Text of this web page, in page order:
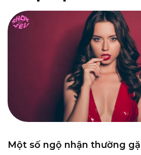
Một số ngộ nhận thường